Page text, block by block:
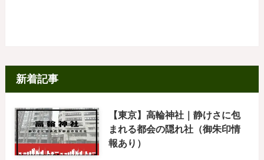
新着記事
【東京】高輪神社｜静けさに包
まれる都会の隠れ社（御朱印情
報あり）